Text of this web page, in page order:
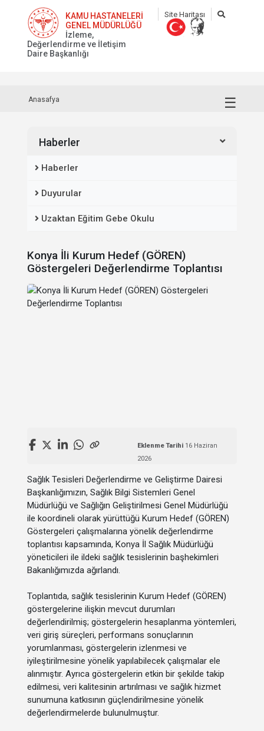
KAMU HASTANELERİ
GENEL MÜDÜRLÜĞÜ
İzleme,
Değerlendirme ve İletişim
Daire Başkanlığı
Site Haritası
☰
Anasafya
Haberler
Haberler
Duyurular
Uzaktan Eğitim Gebe Okulu
Konya İli Kurum Hedef (GÖREN)
Göstergeleri Değerlendirme Toplantısı
Eklenme Tarihi 16 Haziran
2026
Sağlık Tesisleri Değerlendirme ve Geliştirme Dairesi
Başkanlığımızın, Sağlık Bilgi Sistemleri Genel
Müdürlüğü ve Sağlığın Geliştirilmesi Genel Müdürlüğü
ile koordineli olarak yürüttüğü Kurum Hedef (GÖREN)
Göstergeleri çalışmalarına yönelik değerlendirme
toplantısı kapsamında, Konya İl Sağlık Müdürlüğü
yöneticileri ile ildeki sağlık tesislerinin başhekimleri
Bakanlığımızda ağırlandı.
Toplantıda, sağlık tesislerinin Kurum Hedef (GÖREN)
göstergelerine ilişkin mevcut durumları
değerlendirilmiş; göstergelerin hesaplanma yöntemleri,
veri giriş süreçleri, performans sonuçlarının
yorumlanması, göstergelerin izlenmesi ve
iyileştirilmesine yönelik yapılabilecek çalışmalar ele
alınmıştır. Ayrıca göstergelerin etkin bir şekilde takip
edilmesi, veri kalitesinin artırılması ve sağlık hizmet
sunumuna katkısının güçlendirilmesine yönelik
değerlendirmelerde bulunulmuştur.